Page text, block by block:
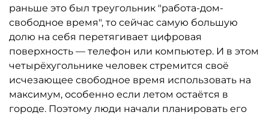
раньше это был треугольник "работа-дом-
свободное время", то сейчас самую большую
долю на себя перетягивает цифровая
поверхность — телефон или компьютер. И в этом
четырёхугольнике человек стремится своё
исчезающее свободное время использовать на
максимум, особенно если летом остаётся в
городе. Поэтому люди начали планировать его